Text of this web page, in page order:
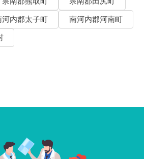
河内郡太子町
南河内郡河南町